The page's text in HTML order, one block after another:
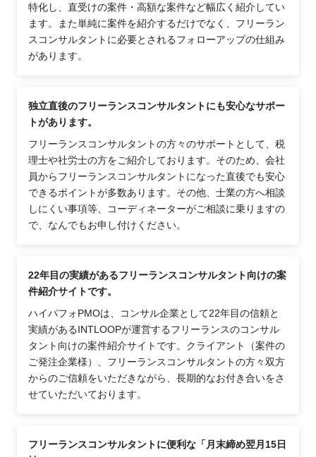
特化し、直受けの案件・高額な案件など幅広く紹介してい
ます。また単純に案件を紹介するだけでなく、フリーラン
スコンサルタントに必要とされるフォローアップの仕組み
があります。
独立直後のフリーランスコンサルタントにも安心なサポー
トがあります。
フリーランスコンサルタントの方々のサポートとして、税
理士や社労士の方をご紹介しております。そのため、会社
員からフリーランスコンサルタントになった直後でも安心
できるポイントが多数あります。その他、士業の方へ相談
しにくい事項等、コーディネーターがご相談に乗りますの
で、なんでもお申し付けください。
22年目の実績があるフリーランスコンサルタント向けの案
件紹介サイトです。
ハイパフォPMOは、コンサル企業として22年目の信頼と
実績があるINTLOOPが運営するフリーランスのコンサル
タント向けの案件紹介サイトです。クライアント（案件の
ご発注企業様）、フリーランスコンサルタントの方々双方
からのご信頼をいただきながら、長期的なお付き合いをさ
せていただいております。
フリーランスコンサルタントに便利な「月末締め翌月15日